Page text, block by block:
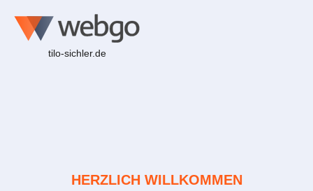
tilo-sichler.de
HERZLICH WILLKOMMEN